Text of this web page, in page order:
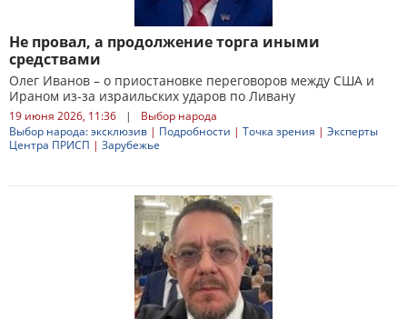
Не провал, а продолжение торга иными
средствами
Олег Иванов – о приостановке переговоров между США и
Ираном из-за израильских ударов по Ливану
19 июня 2026, 11:36 |
Выбор народа
Выбор народа: эксклюзив | Подробности | Точка зрения | Эксперты
Центра ПРИСП | Зарубежье